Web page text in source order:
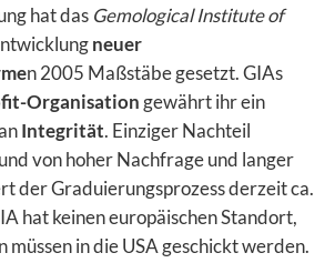
hat das Gemological Institute of
neuer
n 2005 Maßstäbe gesetzt. GIAs
Organisation gewährt ihr ein
Integrität. Einziger Nachteil
von hoher Nachfrage und langer
der Graduierungsprozess derzeit ca.
hat keinen europäischen Standort,
müssen in die USA geschickt werden.